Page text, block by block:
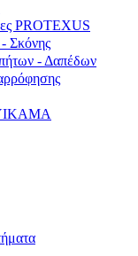
PROTEXUS
Σκόνης
- Δαπέδων